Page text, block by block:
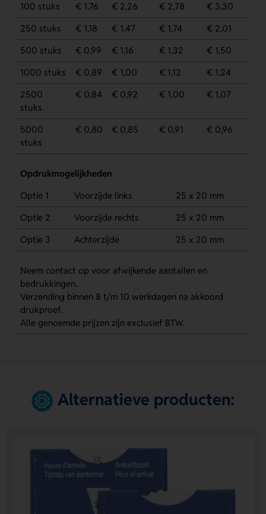
100 stuks € 1,76 € 2,26 € 2,78
€ 3,30
250 stuks
€ 1,18 € 1,47 € 1,74
€ 2,01
500 stuks
€ 0,99 € 1,16 € 1,32
€ 1,50
1000 stuks
€ 0,89 € 1,00 € 1,12
€ 1,24
2500
stuks
€ 0,84 € 0,92 € 1,00 € 1,07
5000
stuks
€ 0,80 € 0,85 € 0,91 € 0,96
Opdrukmogelijkheden
Optie 1
Voorzijde links
25 x 20 mm
Optie 2
Voorzijde rechts
25 x 20 mm
Optie 3
Achterzijde 25 x 20 mm
Neem contact op voor afwijkende aantallen en
bedrukkingen.
Verzending binnen 8 t/m 10 werkdagen na akkoord
drukproef.
Alle genoemde prijzen zijn exclusief BTW.
Alternatieve producten: